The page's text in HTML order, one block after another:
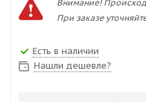
Внимание!
При заказе
Есть в наличии
Нашли дешевле?